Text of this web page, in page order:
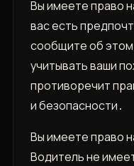
Вы имеете право
вас есть
сообщите об
учитывать ваши
противоречит
и безопасности․
Вы имеете право
Водитель не